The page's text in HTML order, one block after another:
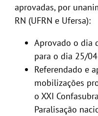
aprovadas, por
RN (UFRN e Ufersa):
Aprovado o dia
para o dia 25/
Referendado e
mobilizações
o XXI
Paralisação